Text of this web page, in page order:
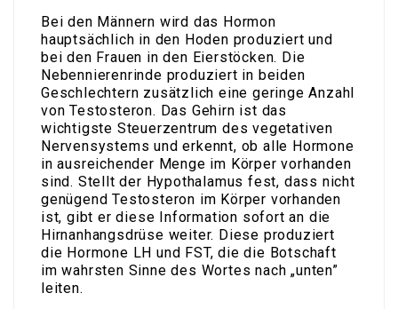
Bei den Männern wird das Hormon
hauptsächlich in den Hoden produziert und
bei den Frauen in den Eierstöcken. Die
Nebennierenrinde produziert in beiden
Geschlechtern zusätzlich eine geringe Anzahl
von Testosteron. Das Gehirn ist das
wichtigste Steuerzentrum des vegetativen
Nervensystems und erkennt, ob alle Hormone
in ausreichender Menge im Körper vorhanden
sind. Stellt der Hypothalamus fest, dass nicht
genügend Testosteron im Körper vorhanden
ist, gibt er diese Information sofort an die
Hirnanhangsdrüse weiter. Diese produziert
die Hormone LH und FST, die die Botschaft
im wahrsten Sinne des Wortes nach „unten”
leiten.